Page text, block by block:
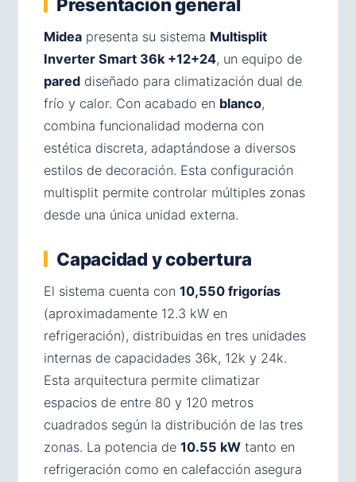
Midea presenta su sistema Multisplit
Inverter Smart 36k +12+24, un equipo de
pared diseñado para climatización dual de
frío y calor. Con acabado en blanco,
combina funcionalidad moderna con
estética discreta, adaptándose a diversos
estilos de decoración. Esta configuración
multisplit permite controlar múltiples zonas
desde una única unidad externa.
Capacidad y cobertura
El sistema cuenta con 10,550 frigorías
(aproximadamente 12.3 kW en
refrigeración), distribuidas en tres unidades
internas de capacidades 36k, 12k y 24k.
Esta arquitectura permite climatizar
espacios de entre 80 y 120 metros
cuadrados según la distribución de las tres
zonas. La potencia de 10.55 kW tanto en
refrigeración como en calefacción asegura